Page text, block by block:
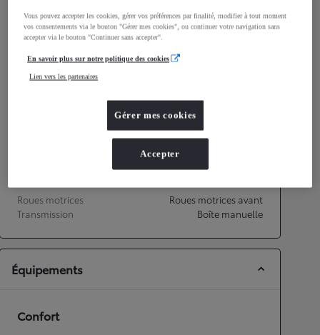
Consommation mixte
Consommation mixte 4,7 L/100 km
Accélération 0-100km/h
14,9
Roues motrices
Roues motrices avant
Transmission
Boîte manuelle
Équipements
Confort
Vous pouvez accepter les cookies, gérer vos préférences par finalité, modifier à tout moment
vos consentements via le bouton "Gérer mes cookies", ou continuer votre navigation sans
accepter via le bouton "Continuer sans accepter".
En savoir plus sur notre politique des cookies
Lien vers les partenaires
Gérer mes cookies
Accepter